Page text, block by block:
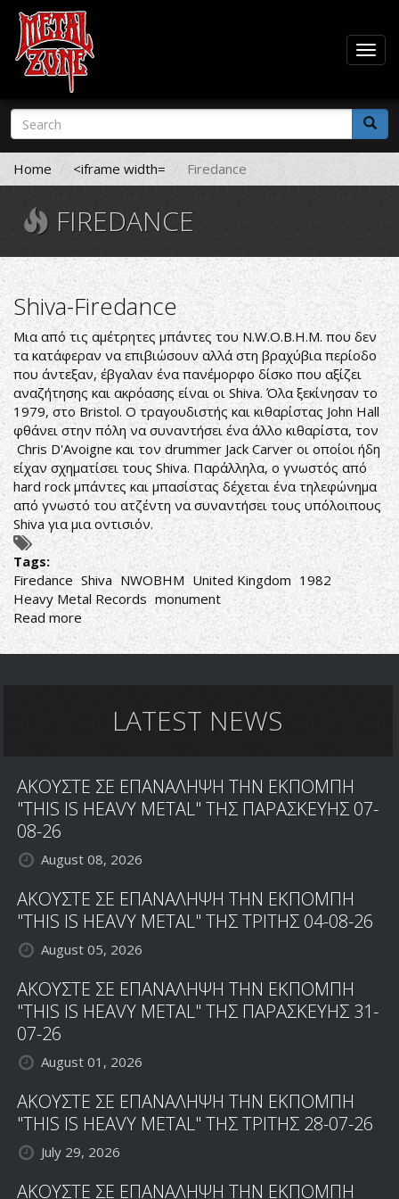
Skip
main
content
Search
form
Search
Home <iframe width= Firedance
FIREDANCE
Shiva-Firedance
Μια από τις αμέτρητες μπάντες του N.W.O.B.H.M. που δεν
τα κατάφεραν να επιβιώσουν αλλά στη βραχύβια περίοδο
που άντεξαν, έβγαλαν ένα πανέμορφο δίσκο που αξίζει
αναζήτησης και ακρόασης είναι οι Shiva. Όλα ξεκίνησαν το
1979, στο Bristol. Ο τραγουδιστής και κιθαρίστας John Hall
φθάνει στην πόλη να συναντήσει ένα άλλο κιθαρίστα, τον
Chris D'Avoigne και τον drummer Jack Carver οι οποίοι ήδη
είχαν σχηματίσει τους Shiva. Παράλληλα, ο γνωστός από
hard rock μπάντες και μπασίστας δέχεται ένα τηλεφώνημα
από γνωστό του ατζέντη να συναντήσει τους υπόλοιπους
Shiva για μια οντισιόν.
Tags:
Firedance Shiva NWOBHM United Kingdom 1982
Heavy Metal Records monument
Read more about
Shiva-
Firedance
LATEST NEWS
ΑΚΟΥΣΤΕ ΣΕ ΕΠΑΝΑΛΗΨΗ ΤΗΝ ΕΚΠΟΜΠΗ
"THIS IS HEAVY METAL" ΤΗΣ ΠΑΡΑΣΚΕΥΗΣ 07-
08-26
August 08, 2026
ΑΚΟΥΣΤΕ ΣΕ ΕΠΑΝΑΛΗΨΗ ΤΗΝ ΕΚΠΟΜΠΗ
"THIS IS HEAVY METAL" ΤΗΣ ΤΡΙΤΗΣ 04-08-26
August 05, 2026
ΑΚΟΥΣΤΕ ΣΕ ΕΠΑΝΑΛΗΨΗ ΤΗΝ ΕΚΠΟΜΠΗ
"THIS IS HEAVY METAL" ΤΗΣ ΠΑΡΑΣΚΕΥΗΣ 31-
07-26
August 01, 2026
ΑΚΟΥΣΤΕ ΣΕ ΕΠΑΝΑΛΗΨΗ ΤΗΝ ΕΚΠΟΜΠΗ
"THIS IS HEAVY METAL" ΤΗΣ ΤΡΙΤΗΣ 28-07-26
July 29, 2026
ΑΚΟΥΣΤΕ ΣΕ ΕΠΑΝΑΛΗΨΗ ΤΗΝ ΕΚΠΟΜΠΗ